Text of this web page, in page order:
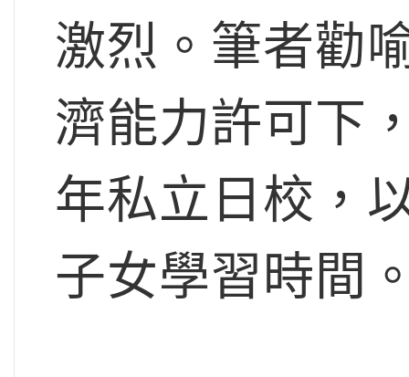
激烈。筆者勸
濟能力許可下
年私立日校，
子女學習時間